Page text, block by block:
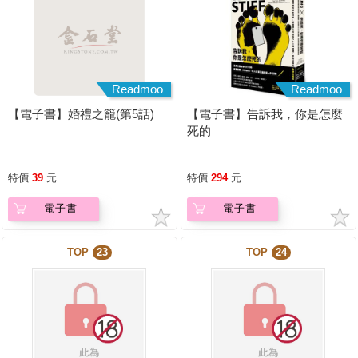
Readmoo
【電子書】婚禮之籠(第5話)
特價 39 元
電子書
Readmoo
【電子書】告訴我，你是怎麼
死的
特價 294 元
電子書
TOP 23 TOP 24